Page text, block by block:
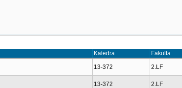
Katedra Fakulta
13-372 2.LF
13-372 2.LF